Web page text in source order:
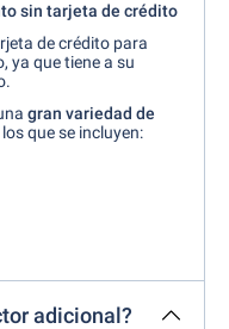
sin tarjeta de crédito
de crédito para
ya que tiene a su
gran variedad de
que se incluyen:
adicional?